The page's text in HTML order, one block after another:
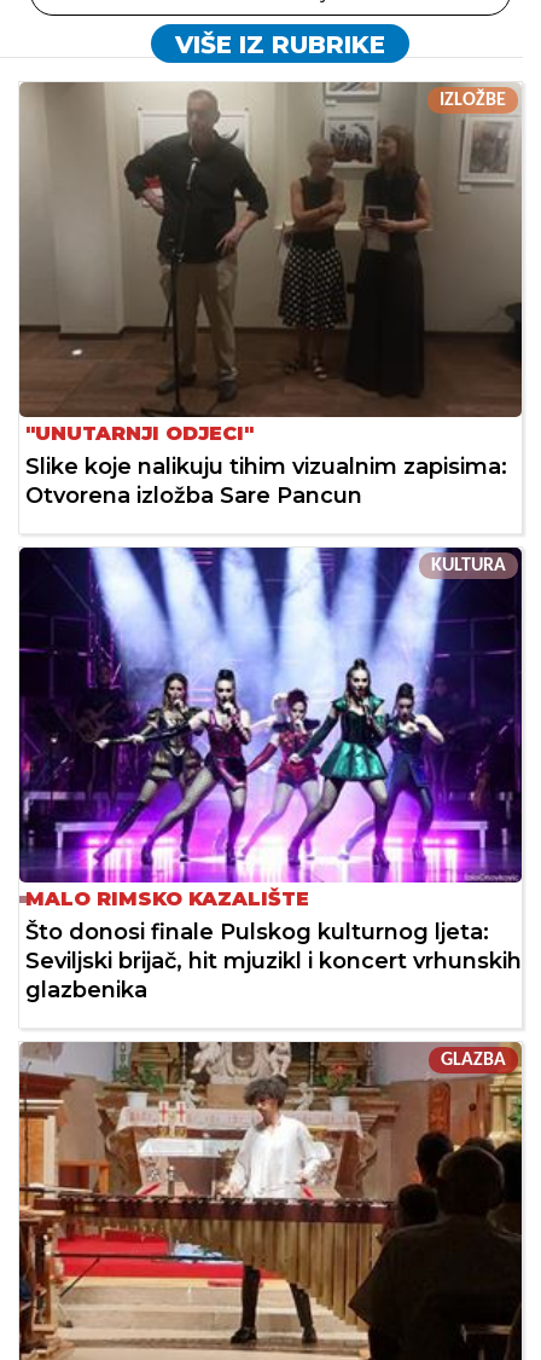
VIŠE IZ RUBRIKE
IZLOŽBE
"UNUTARNJI ODJECI"
Slike koje nalikuju tihim vizualnim zapisima:
Otvorena izložba Sare Pancun
KULTURA
MALO RIMSKO KAZALIŠTE
Što donosi finale Pulskog kulturnog ljeta:
Seviljski brijač, hit mjuzikl i koncert vrhunskih
glazbenika
GLAZBA